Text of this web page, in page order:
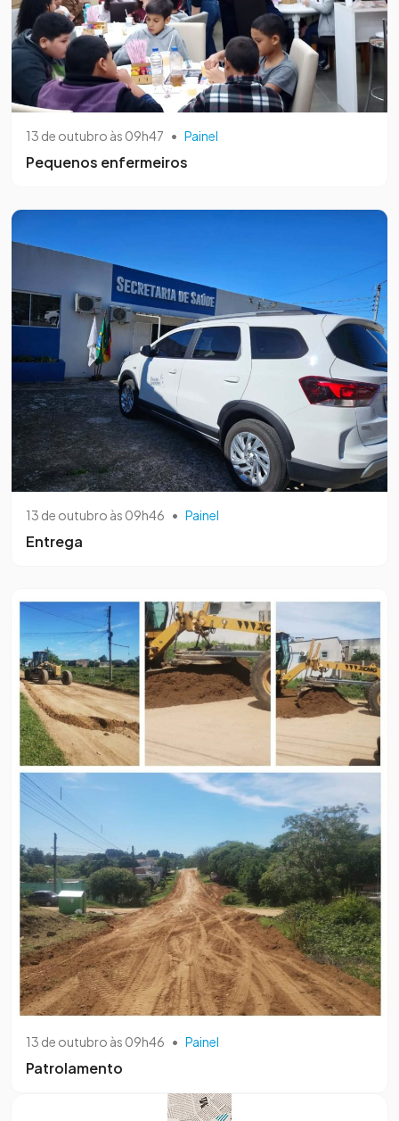
13 de outubro às 09h47 • Painel
Pequenos enfermeiros
13 de outubro às 09h46 • Painel
Entrega
13 de outubro às 09h46 • Painel
Patrolamento